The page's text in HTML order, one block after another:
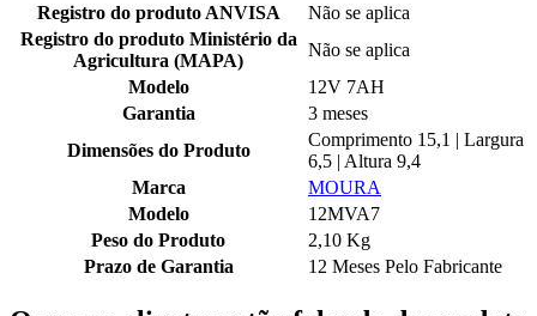
Registro do produto ANVISA
Não se aplica
Registro do produto Ministério da
Agricultura (MAPA)
Não se aplica
Modelo
12V 7AH
Garantia
3 meses
Dimensões do Produto
Comprimento 15,1 | Largura
6,5 | Altura 9,4
Marca
MOURA
Modelo
12MVA7
Peso do Produto
2,10 Kg
Prazo de Garantia
12 Meses Pelo Fabricante